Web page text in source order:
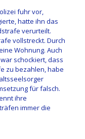
fuhr vor,
hatte ihn das
verurteilt.
vollstreckt. Durch
Wohnung. Auch
schockiert, dass
zu bezahlen, habe
für falsch.
ihre
immer die